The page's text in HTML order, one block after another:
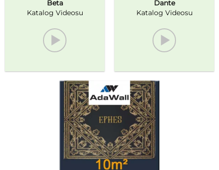
Beta
Katalog Videosu
Dante
Katalog Videosu